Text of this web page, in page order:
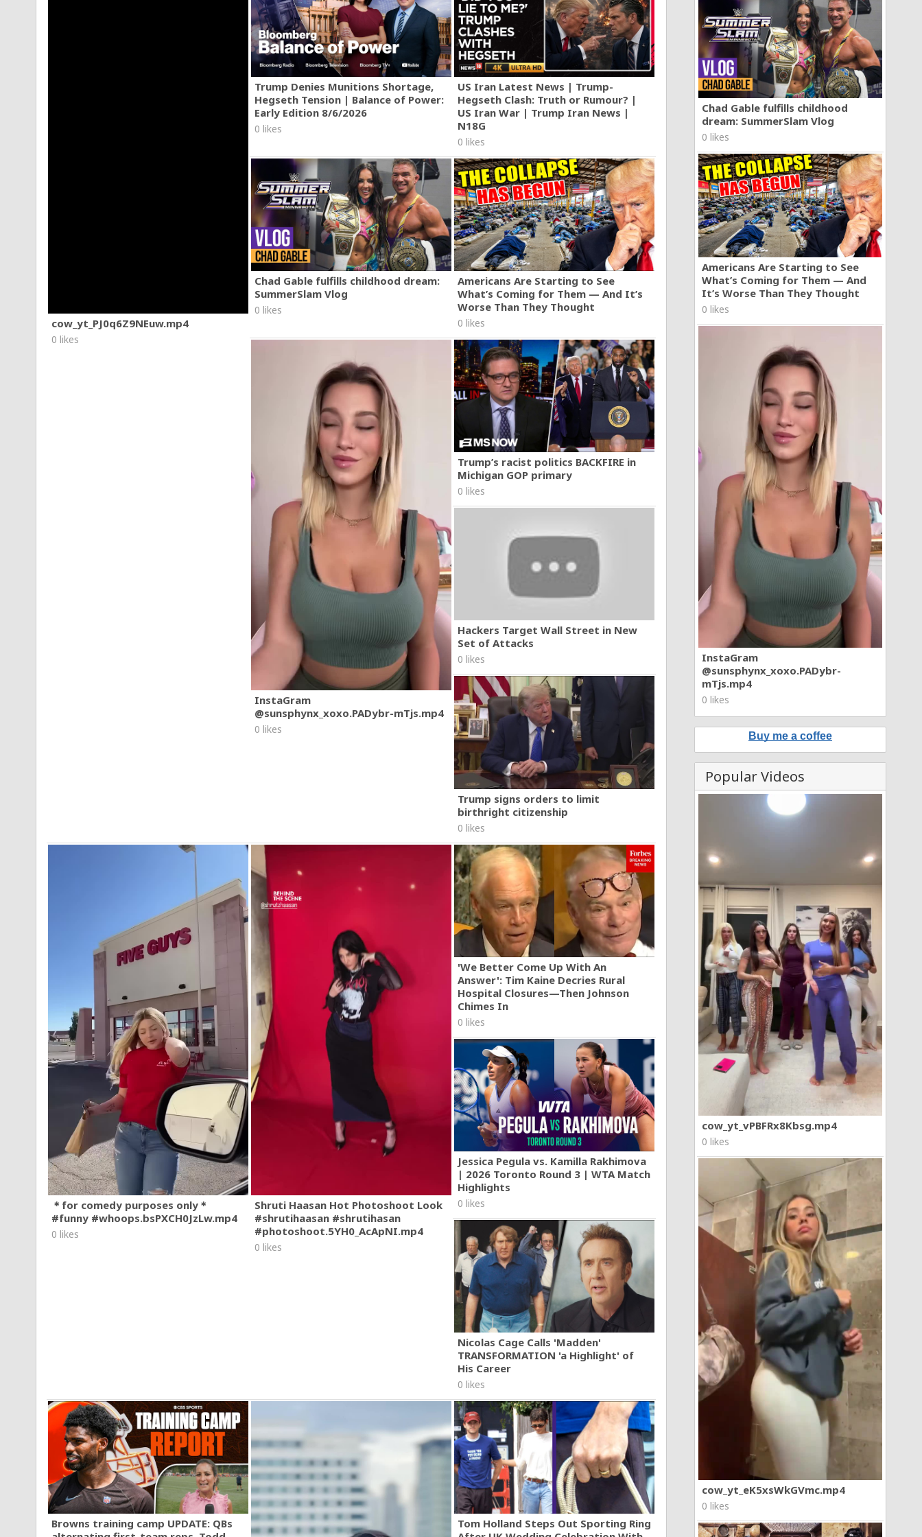
Chad Gable fulfills childhood
dream: SummerSlam Vlog
0 likes
Americans Are Starting to See
What’s Coming for Them — And
It’s Worse Than They Thought
0 likes
InstaGram
@sunsphynx_xoxo.PADybr-
mTjs.mp4
0 likes
Buy me a coffee
Popular Videos
cow_yt_vPBFRx8Kbsg.mp4
0 likes
cow_yt_eK5xsWkGVmc.mp4
0 likes
cow_yt_PJ0q6Z9NEuw.mp4
0 likes
Trump Denies Munitions Shortage,
Hegseth Tension | Balance of Power:
Early Edition 8/6/2026
0 likes
US Iran Latest News | Trump-
Hegseth Clash: Truth or Rumour? |
US Iran War | Trump Iran News |
N18G
0 likes
Chad Gable fulfills childhood dream:
SummerSlam Vlog
0 likes
Americans Are Starting to See
What’s Coming for Them — And It’s
Worse Than They Thought
0 likes
InstaGram
@sunsphynx_xoxo.PADybr-mTjs.mp4
0 likes
Trump’s racist politics BACKFIRE in
Michigan GOP primary
0 likes
Hackers Target Wall Street in New
Set of Attacks
0 likes
Trump signs orders to limit
birthright citizenship
0 likes
＊for comedy purposes only＊
#funny #whoops.bsPXCH0JzLw.mp4
0 likes
Shruti Haasan Hot Photoshoot Look
#shrutihaasan #shrutihasan
#photoshoot.5YH0_AcApNI.mp4
0 likes
'We Better Come Up With An
Answer': Tim Kaine Decries Rural
Hospital Closures—Then Johnson
Chimes In
0 likes
Jessica Pegula vs. Kamilla Rakhimova
| 2026 Toronto Round 3 | WTA Match
Highlights
0 likes
Nicolas Cage Calls 'Madden'
TRANSFORMATION 'a Highlight' of
His Career
0 likes
Browns training camp UPDATE: QBs
Tom Holland Steps Out Sporting Ring